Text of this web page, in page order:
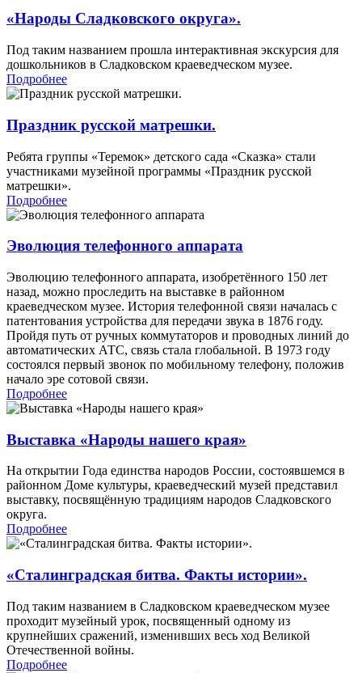
«Народы Сладковского округа».
Под таким названием прошла интерактивная экскурсия для
дошкольников в Сладковском краеведческом музее.
Подробнее
Праздник русской матрешки.
Ребята группы «Теремок» детского сада «Сказка» стали
участниками музейной программы «Праздник русской
матрешки».
Подробнее
Эволюция телефонного аппарата
Эволюцию телефонного аппарата, изобретённого 150 лет
назад, можно проследить на выставке в районном
краеведческом музее. История телефонной связи началась с
патентования устройства для передачи звука в 1876 году.
Пройдя путь от ручных коммутаторов и проводных линий до
автоматических АТС, связь стала глобальной. В 1973 году
состоялся первый звонок по мобильному телефону, положив
начало эре сотовой связи.
Подробнее
Выставка «Народы нашего края»
На открытии Года единства народов России, состоявшемся в
районном Доме культуры, краеведческий музей представил
выставку, посвящённую традициям народов Сладковского
округа.
Подробнее
«Сталинградская битва. Факты истории».
Под таким названием в Сладковском краеведческом музее
проходит музейный урок, посвященный одному из
крупнейших сражений, изменивших весь ход Великой
Отечественной войны.
Подробнее